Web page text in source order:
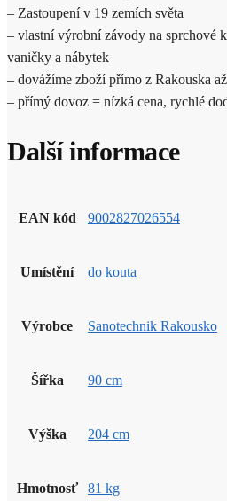
– Zastoupení v 19 zemích světa
– vlastní výrobní závody na sprchové
vaničky a nábytek
– dovážíme zboží přímo z Rakouska
– přímý dovoz = nízká cena, rychlé
Další informace
EAN kód 9002827026554
Umístění do kouta
Výrobce Sanotechnik Rakousko
Šířka 90 cm
Výška 204 cm
Hmotnosť 81 kg